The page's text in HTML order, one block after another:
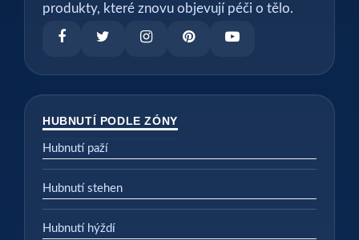
produkty, které znovu objevují péči o tělo.
HUBNUTÍ PODLE ZÓNY
Hubnutí paží
Hubnutí stehen
Hubnutí hýždí